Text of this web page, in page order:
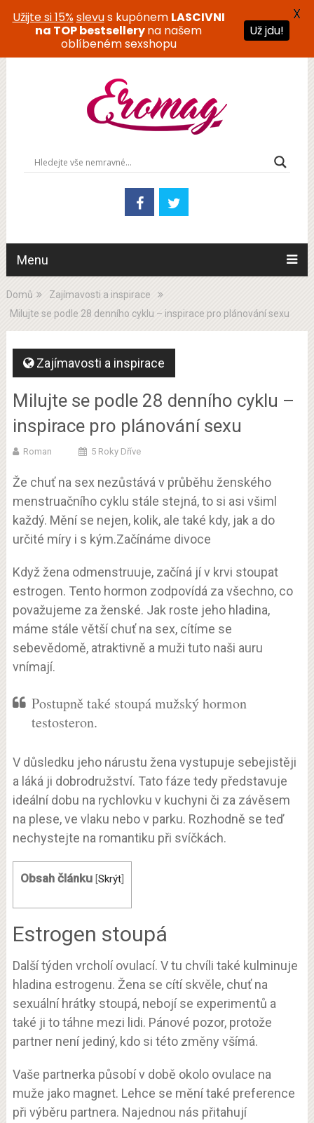
Menu
Domů
Zajímavosti a inspirace
Milujte se podle 28 denního cyklu – inspirace pro plánování sexu
Zajímavosti a inspirace
Milujte se podle 28 denního cyklu –
inspirace pro plánování sexu
Roman 5 Roky Dříve
Že chuť na sex nezůstává v průběhu ženského
menstruačního cyklu stále stejná, to si asi všiml
každý. Mění se nejen, kolik, ale také kdy, jak a do
určité míry i s kým.Začínáme divoce
Když žena odmenstruuje, začíná jí v krvi stoupat
estrogen. Tento hormon zodpovídá za všechno, co
považujeme za ženské. Jak roste jeho hladina,
máme stále větší chuť na sex, cítíme se
sebevědomě, atraktivně a muži tuto naši auru
vnímají.
Postupně také stoupá mužský hormon
testosteron.
V důsledku jeho nárustu žena vystupuje sebejistěji
a láká ji dobrodružství. Tato fáze tedy představuje
ideální dobu na rychlovku v kuchyni či za závěsem
na plese, ve vlaku nebo v parku. Rozhodně se teď
nechystejte na romantiku při svíčkách.
Obsah článku [Skrýt]
Estrogen stoupá
Další týden vrcholí ovulací. V tu chvíli také kulminuje
hladina estrogenu. Žena se cítí skvěle, chuť na
sexuální hrátky stoupá, nebojí se experimentů a
také ji to táhne mezi lidi. Pánové pozor, protože
partner není jediný, kdo si této změny všímá.
Vaše partnerka působí v době okolo ovulace na
muže jako magnet. Lehce se mění také preference
při výběru partnera. Najednou nás přitahují
Užijte si 15%slevus kupónem LASCIVNI
na TOP bestselleryna našem
oblíbeném sexshopu
Už jdu!
X